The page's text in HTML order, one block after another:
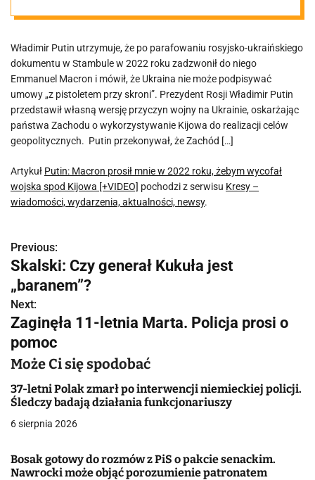
wojska spod
Kijowa
[+VIDEO]
Władimir Putin utrzymuje, że po parafowaniu rosyjsko-ukraińskiego
dokumentu w Stambule w 2022 roku zadzwonił do niego
Emmanuel Macron i mówił, że Ukraina nie może podpisywać
umowy „z pistoletem przy skroni”. Prezydent Rosji Władimir Putin
przedstawił własną wersję przyczyn wojny na Ukrainie, oskarżając
państwa Zachodu o wykorzystywanie Kijowa do realizacji celów
geopolitycznych. Putin przekonywał, że Zachód […]
Artykuł Putin: Macron prosił mnie w 2022 roku, żebym wycofał
wojska spod Kijowa [+VIDEO] pochodzi z serwisu Kresy –
wiadomości, wydarzenia, aktualności, newsy.
N
a
w
i
g
a
c
a
Previous:
Skalski: Czy generał Kukuła jest
„baranem”?
Next:
Zaginęła 11-letnia Marta. Policja prosi o
pomoc
Może Ci się spodobać
37-letni Polak zmarł po interwencji niemieckiej policji.
Śledczy badają działania funkcjonariuszy
6 sierpnia 2026
Bosak gotowy do rozmów z PiS o pakcie senackim.
Nawrocki może objąć porozumienie patronatem